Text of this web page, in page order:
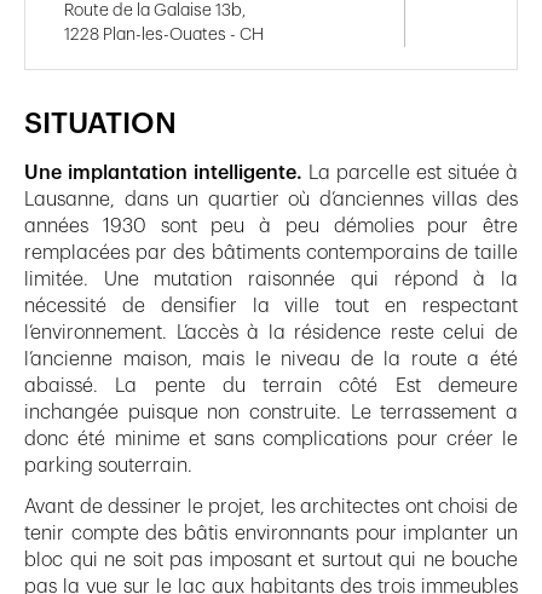
SITUATION
Une implantation intelligente. La parcelle est située à
Lausanne, dans un quartier où d’anciennes villas des
années 1930 sont peu à peu démolies pour être
remplacées par des bâtiments contemporains de taille
limitée. Une mutation raisonnée qui répond à la
nécessité de densifier la ville tout en respectant
l’environnement. L’accès à la résidence reste celui de
l’ancienne maison, mais le niveau de la route a été
abaissé. La pente du terrain côté Est demeure
inchangée puisque non construite. Le terrassement a
donc été minime et sans complications pour créer le
parking souterrain.
Avant de dessiner le projet, les architectes ont choisi de
tenir compte des bâtis environnants pour implanter un
bloc qui ne soit pas imposant et surtout qui ne bouche
pas la vue sur le lac aux habitants des trois immeubles
Route de la Galaise 13b,
1228 Plan-les-Ouates - CH